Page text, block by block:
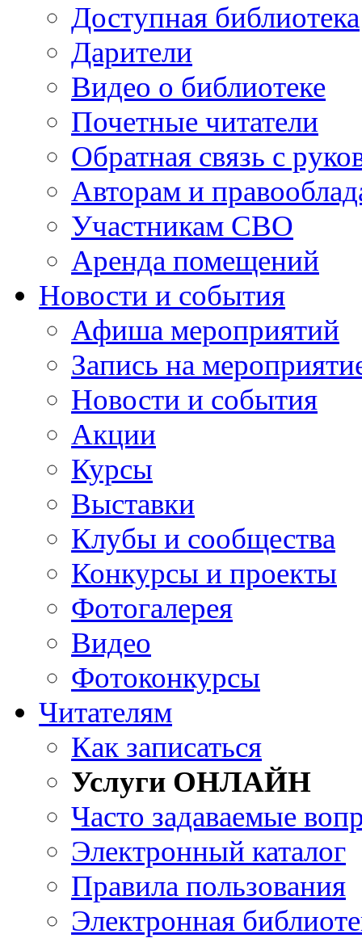
Доступная библиотека
Дарители
Видео о библиотеке
Почетные читатели
Обратная связь с
Авторам и
Участникам СВО
Аренда помещений
Новости и события
Афиша мероприятий
Запись на
Новости и события
Акции
Курсы
Выставки
Клубы и сообщества
Конкурсы и проекты
Фотогалерея
Видео
Фотоконкурсы
Читателям
Как записаться
Услуги ОНЛАЙН
Часто задаваемые
Электронный каталог
Правила пользования
Электронная